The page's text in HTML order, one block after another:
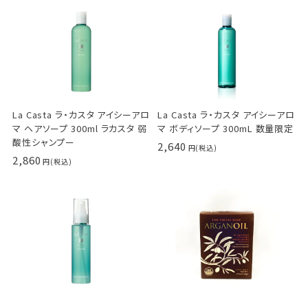
La Casta ラ・カスタ アイシーアロ
マ ヘアソープ 300ml ラカスタ 弱
酸性シャンプー
2,860
La Casta ラ・カスタ アイシーアロ
マ ボディソープ 300mL 数量限定
2,640